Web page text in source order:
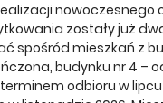
nowoczesnego
zostały już
spośród mieszkań z
budynku nr 4 –
odbioru w